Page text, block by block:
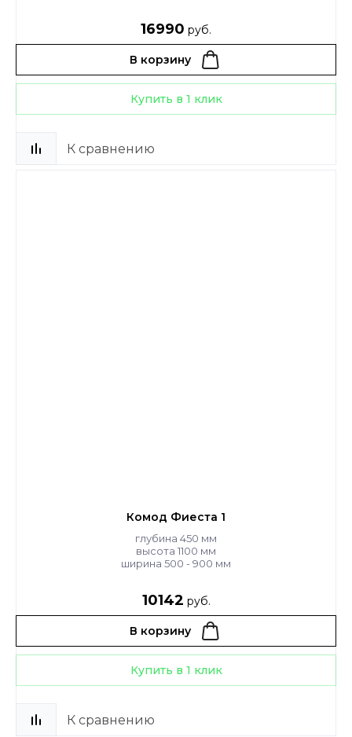
16990 руб.
В корзину
Купить в 1 клик
К сравнению
Комод Фиеста 1
глубина 450 мм
высота 1100 мм
ширина 500 - 900 мм
10142 руб.
В корзину
Купить в 1 клик
К сравнению